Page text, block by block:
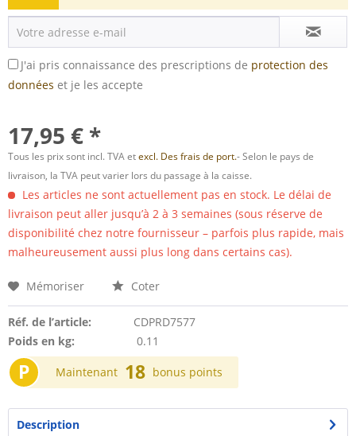
J'ai pris connaissance des prescriptions de protection des
données et je les accepte
17,95 € *
Tous les prix sont incl. TVA etexcl. Des frais de port.- Selon le pays de
livraison, la TVA peut varier lors du passage à la caisse.
Les articles ne sont actuellement pas en stock. Le délai de
livraison peut aller jusqu’à 2 à 3 semaines (sous réserve de
disponibilité chez notre fournisseur – parfois plus rapide, mais
malheureusement aussi plus long dans certains cas).
Mémoriser Coter
Réf. de l’article:
CDPRD7577
Poids en kg:
0.11
P Maintenant 18 bonus points
Description